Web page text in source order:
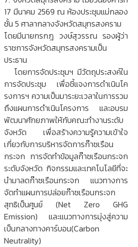
17 มีนาคม 2569 ณ ห้องประชุมแม่กลอง
ชั้น 5 ศาลากลางจังหวัดสมุทรสงคราม
โดยมีนายกรกฎ วงษ์สุวรรณ รองผู้ว่า
ราชการจังหวัดสมุทรสงครามเป็น
ประธาน
โดยการจัดประชุมฯ มีวัตถุประสงค์ใน
การจัดประชุม เพื่อชี้แจงการดำเนินโค
รงการฯ ความเป็นมาระยะเวลาในการรวม
ถึงแผนการดำเนินโครงการ และอบรม
พัฒนาศักยภาพให้กับคณะทำงานระดับ
จังหวัด เพื่อสร้างความรู้ความเข้าใจ
เกี่ยวกับการบริหารจัดการก๊าซเรือน
กระจก การจัดทำข้อมูลก๊าซเรือนกระจก
ระดับจังหวัด กิจกรรมและเทคโนโลยีที่จะ
นำมาลดก๊าซเรือนกระจก แนวทางการ
จัดทำแผนการปล่อยก๊าซเรือนกระจก
สุทธิเป็นศูนย์ (Net Zero GHG
Emission) และแนวทางการมุ่งสู่ความ
เป็นกลางทางคาร์บอน(Carbon
Neutrality)